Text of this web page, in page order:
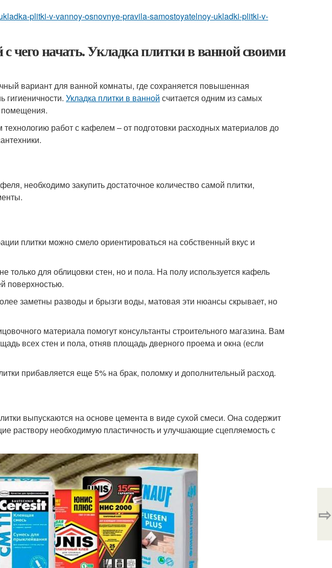
plitki-v-vannoy-osnovnye-pravila-samostoyatelnoy-ukladki-plitki-v-
чего начать. Укладка плитки в ванной своими
вариант для ванной комнаты, где сохраняется повышенная
гигиеничности. Укладка плитки в ванной считается одним из самых
помещения.
работ с кафелем – от подготовки расходных материалов до
необходимо закупить достаточное количество самой плитки,
плитки можно смело ориентироваться на собственный вкус и
только для облицовки стен, но и пола. На полу используется кафель
поверхностью.
заметны разводы и брызги воды, матовая эти нюансы скрывает, но
материала помогут консультанты строительного магазина. Вам
всех стен и пола, отняв площадь дверного проема и окна (если
прибавляется еще 5% на брак, поломку и дополнительный расход.
выпускаются на основе цемента в виде сухой смеси. Она содержит
раствору необходимую пластичность и улучшающие сцепляемость с
⇨